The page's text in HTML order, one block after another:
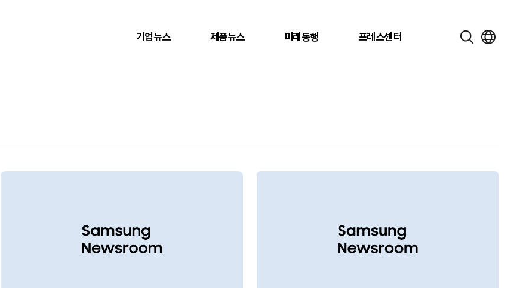
기업뉴스 제품뉴스 미래동행 프레스센터